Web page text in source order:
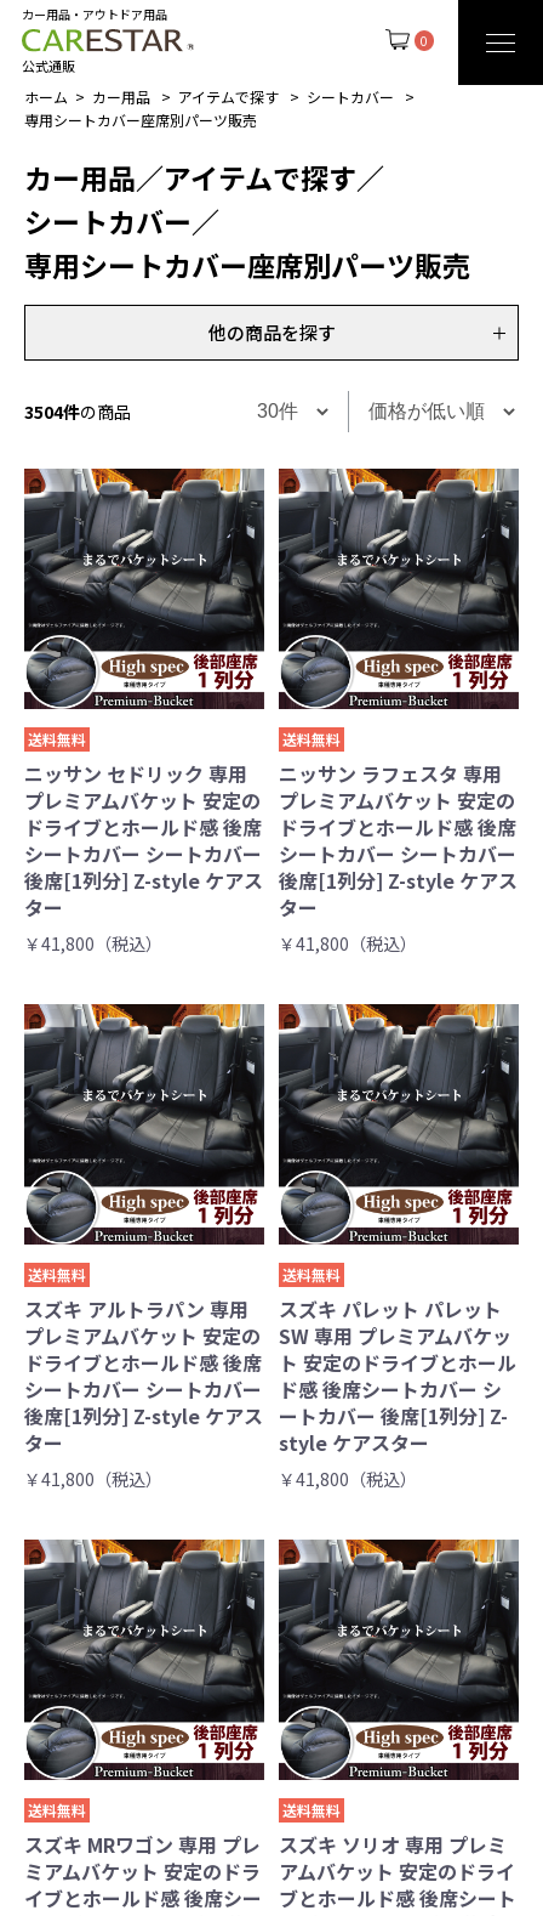
0
カー用品・アウトドア用品
公式通販
ホーム カー用品 アイテムで探す
シートカバー
専用シートカバー座席別パーツ販売
カー用品／アイテムで探す／
シートカバー／
専用シートカバー座席別パーツ販売
他の商品を探す
3504件の商品
送料無料
ニッサン セドリック 専用
プレミアムバケット 安定の
ドライブとホールド感 後席
シートカバー シートカバー
後席[1列分] Z-style ケアス
ター
￥41,800（税込）
送料無料
ニッサン ラフェスタ 専用
プレミアムバケット 安定の
ドライブとホールド感 後席
シートカバー シートカバー
後席[1列分] Z-style ケアス
ター
￥41,800（税込）
送料無料
スズキ アルトラパン 専用
プレミアムバケット 安定の
ドライブとホールド感 後席
シートカバー シートカバー
後席[1列分] Z-style ケアス
ター
￥41,800（税込）
送料無料
スズキ パレット パレット
SW 専用 プレミアムバケッ
ト 安定のドライブとホール
ド感 後席シートカバー シ
ートカバー 後席[1列分] Z-
style ケアスター
￥41,800（税込）
送料無料
スズキ MRワゴン 専用 プレ
ミアムバケット 安定のドラ
イブとホールド感 後席シー
送料無料
スズキ ソリオ 専用 プレミ
アムバケット 安定のドライ
ブとホールド感 後席シート